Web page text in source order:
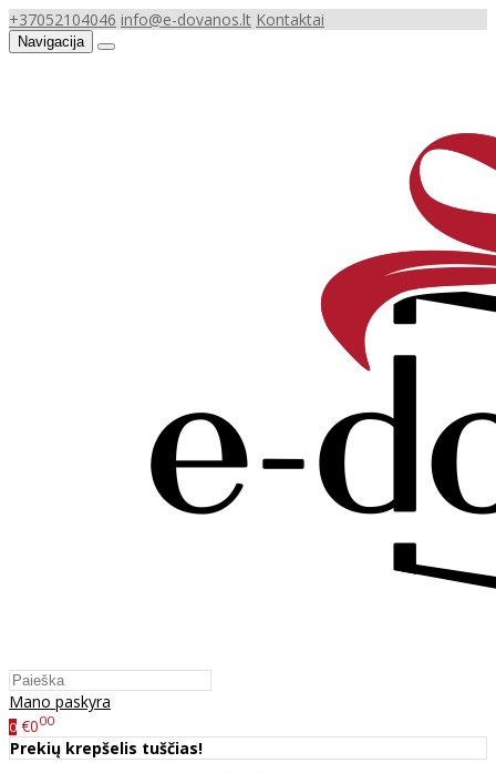
+37052104046 info@e-dovanos.lt Kontaktai
Navigacija
Mano paskyra
0 €000
Prekių krepšelis tuščias!